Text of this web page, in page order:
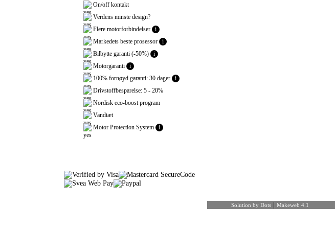
On/off kontakt
Verdens minste design?
Flere motorforbindelser
i
Markedets beste prosessor
i
Bilbytte garanti (-50%)
i
Motorgaranti
i
100% fornøyd garanti: 30 dager
i
Drivstoffbesparelse: 5 - 20%
Nordisk eco-boost program
Vandtæt
Motor Protection System
i
Solution by Dots Makeweb 4.1